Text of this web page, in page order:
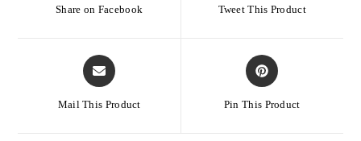
Tweet This Product
Share on Facebook
Pin This Product
Mail This Product